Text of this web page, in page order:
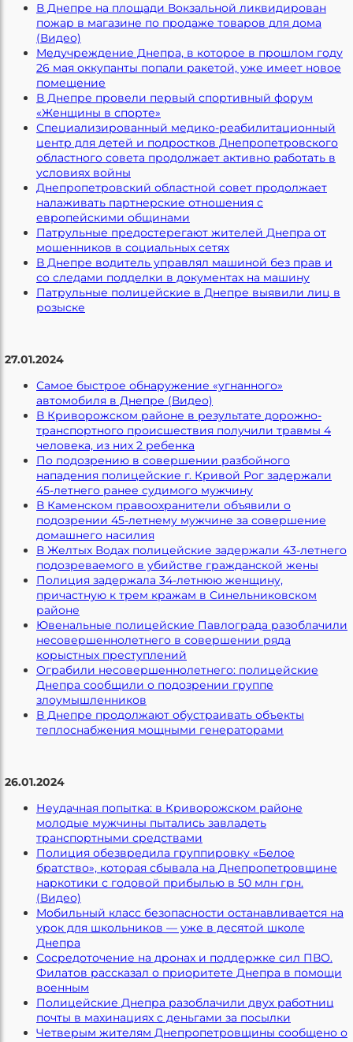
В Днепре на площади Вокзальной ликвидирован
пожар в магазине по продаже товаров для дома
(Видео)
Медучреждение Днепра, в которое в прошлом году
26 мая оккупанты попали ракетой, уже имеет новое
помещение
В Днепре провели первый спортивный форум
«Женщины в спорте»
Специализированный медико-реабилитационный
центр для детей и подростков Днепропетровского
областного совета продолжает активно работать в
условиях войны
Днепропетровский областной совет продолжает
налаживать партнерские отношения с
европейскими общинами
Патрульные предостерегают жителей Днепра от
мошенников в социальных сетях
В Днепре водитель управлял машиной без прав и
со следами подделки в документах на машину
Патрульные полицейские в Днепре выявили лиц в
розыске
27.01.2024
Самое быстрое обнаружение «угнанного»
автомобиля в Днепре (Видео)
В Криворожском районе в результате дорожно-
транспортного происшествия получили травмы 4
человека, из них 2 ребенка
По подозрению в совершении разбойного
нападения полицейские г. Кривой Рог задержали
45-летнего ранее судимого мужчину
В Каменском правоохранители объявили о
подозрении 45-летнему мужчине за совершение
домашнего насилия
В Желтых Водах полицейские задержали 43-летнего
подозреваемого в убийстве гражданской жены
Полиция задержала 34-летнюю женщину,
причастную к трем кражам в Синельниковском
районе
Ювенальные полицейские Павлограда разоблачили
несовершеннолетнего в совершении ряда
корыстных преступлений
Ограбили несовершеннолетнего: полицейские
Днепра сообщили о подозрении группе
злоумышленников
В Днепре продолжают обустраивать объекты
теплоснабжения мощными генераторами
26.01.2024
Неудачная попытка: в Криворожском районе
молодые мужчины пытались завладеть
транспортными средствами
Полиция обезвредила группировку «Белое
братство», которая сбывала на Днепропетровщине
наркотики с годовой прибылью в 50 млн грн.
(Видео)
Мобильный класс безопасности останавливается на
урок для школьников — уже в десятой школе
Днепра
Сосредоточение на дронах и поддержке сил ПВО.
Филатов рассказал о приоритете Днепра в помощи
военным
Полицейские Днепра разоблачили двух работниц
почты в махинациях с деньгами за посылки
Четверым жителям Днепропетровщины сообщено о